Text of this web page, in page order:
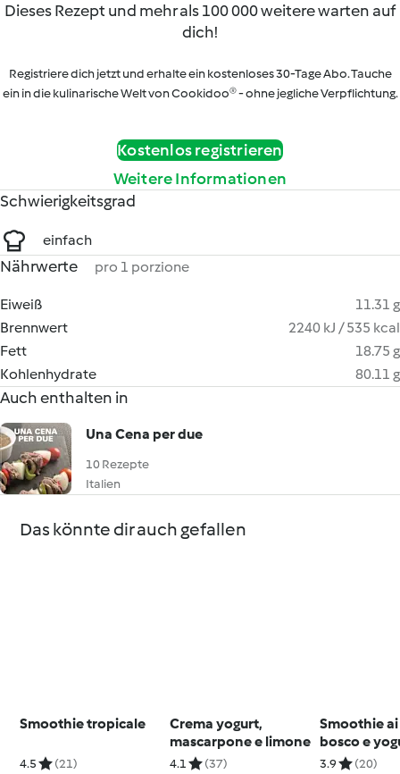
Dieses Rezept und mehr als 100 000 weitere warten auf
dich!
Registriere dich jetzt und erhalte ein kostenloses 30-Tage Abo. Tauche
ein in die kulinarische Welt von Cookidoo® - ohne jegliche Verpflichtung.
Kostenlos registrieren
Weitere Informationen
Schwierigkeitsgrad
einfach
Nährwerte pro 1 porzione
Eiweiß
11.31 g
Brennwert
2240 kJ / 535 kcal
Fett
18.75 g
Kohlenhydrate
80.11 g
Auch enthalten in
Una Cena per due
10 Rezepte
Italien
Das könnte dir auch gefallen
Smoothie tropicale
4.5 (21)
Crema yogurt,
mascarpone e limone
4.1 (37)
Smoothie
bosco e
3.9 (20)